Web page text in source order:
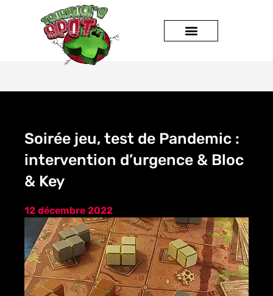
Soirée jeu, test de Pandemic :
intervention d’urgence & Bloc
& Key
12 décembre 2022